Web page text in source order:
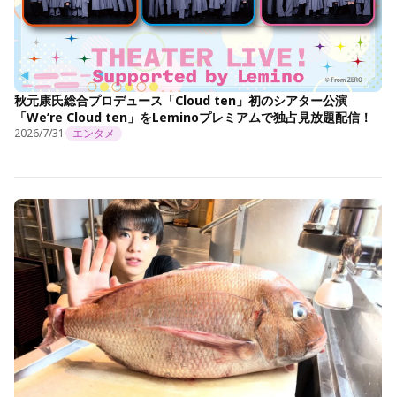
秋元康氏総合プロデュース「Cloud ten」初のシアター公演
「We’re Cloud ten」をLeminoプレミアムで独占見放題配信！
2026/7/31 エンタメ